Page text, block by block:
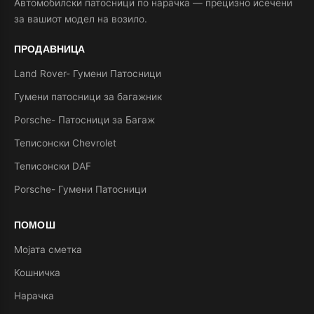
Автомобилски патосници по нарачка — прецизно исечени
за вашиот модел на возило.
ПРОДАВНИЦА
Land Rover- Гумени Патосници
Гумени патосници за багажник
Porsche- Патосници за Багаж
Теписонски Chevrolet
Теписонски DAF
Porsche- Гумени Патосници
ПОМОШ
Мојата сметка
Кошничка
Нарачка